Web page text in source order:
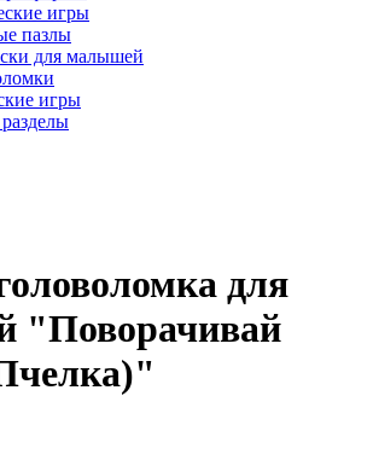
игры
пазлы
для малышей
игры
для
"Поворачивай